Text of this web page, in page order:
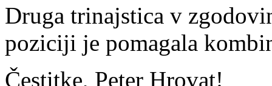
Druga trinajstica v
poziciji je pomagala
Čestitke, Peter Hrovat!